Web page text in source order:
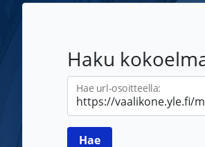
Haku
Hae url-osoitteella: